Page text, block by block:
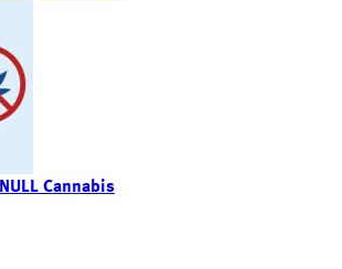
Cannabis